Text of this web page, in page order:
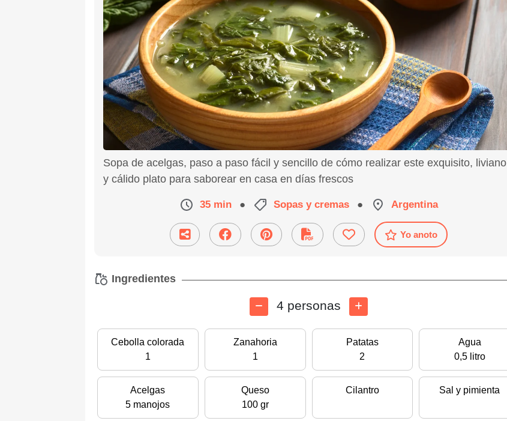
Sopa de acelgas, paso a paso fácil y sencillo de cómo realizar este exquisito, liviano
y cálido plato para saborear en casa en días frescos
35 min ● Sopas y cremas ● Argentina
Yo anoto
Ingredientes
4 personas
Cebolla colorada
1
Zanahoria
1
Patatas
2
Agua
0,5 litro
Acelgas
5 manojos
Queso
100 gr
Cilantro Sal y pimienta